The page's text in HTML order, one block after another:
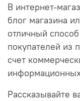
В интернет-
блог магазина
отличный
покупателей из
счет
Рассказывайте